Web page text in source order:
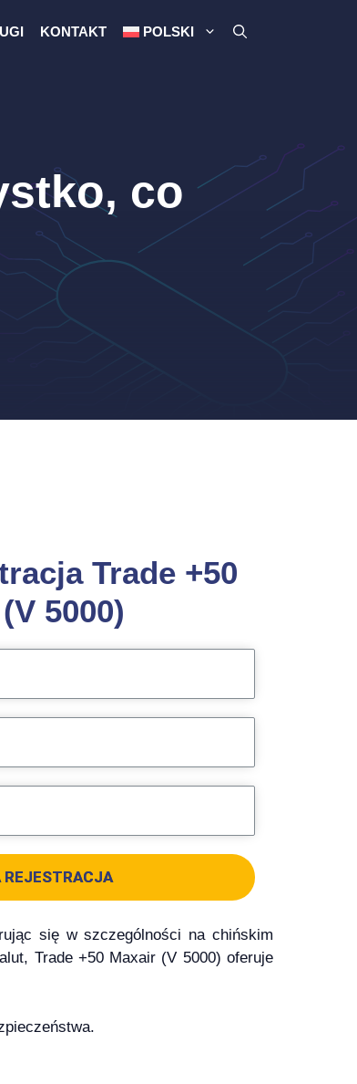
KONTAKT POLSKI
co
Trade +50
5000)
REJESTRACJA
się w szczególności na chińskim
Trade +50 Maxair (V 5000) oferuje